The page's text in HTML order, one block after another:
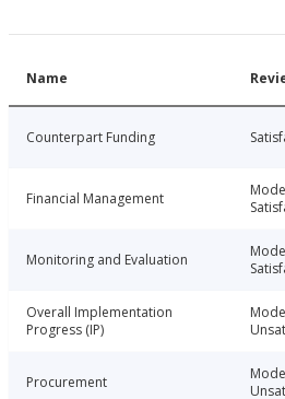
Name
Counterpart Funding
Financial Management
Monitoring and Evaluation
Overall Implementation
Progress (IP)
Procurement